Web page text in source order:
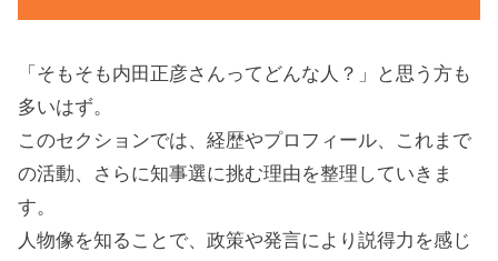
「そもそも内田正彦さんってどんな人？」と思う方も
多いはず。
このセクションでは、経歴やプロフィール、これまで
の活動、さらに知事選に挑む理由を整理していきま
す。
人物像を知ることで、政策や発言により説得力を感じ